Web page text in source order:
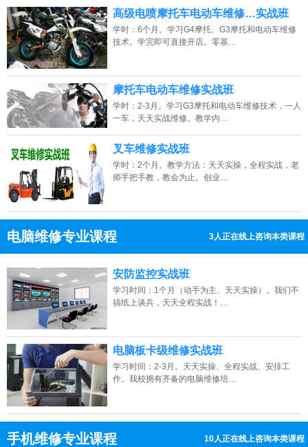
高级电喷摩托车电动车维修…实战班
学时：6个月。学习G4摩托、G3摩托和电动车维修
技术。学完即可直接开店。零基…
摩托车电动车维修实战班
学时：2-3月。学习G3摩托和电动车维修技术，一人
一车，天天实战维修。教学内…
叉车维修实战班
学时：2个月。教学方法：天天实操，全程实战，老
师手把手教，教会为止。创业…
电脑维修专业课程 3人正在线上咨询本类课程
点击免费咨询电话：13807313137
安防监控实战班
学习时间：1个月（动手为主、天天实操）。我们不
搞纸上谈兵，天天全程实战！…
电脑板卡级维修实战班
学习时间：2-3月。天天实操、全程实战、安排工
作。我校拥有齐备的电脑维修培…
手机维修专业课程 8人正在线上咨询本类课程